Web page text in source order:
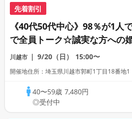
先着割引
《40代50代中心》98％が1人
で全員トーク☆誠実な方への
ー
川越市 9/20（日） 15:00〜
開催地住所：埼玉県川越市郭町1丁目18番
40〜59歳 7,480円
◎受付中